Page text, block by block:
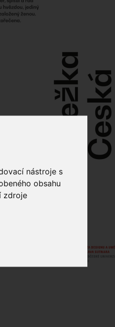
nástroje s
obsahu
zdroje